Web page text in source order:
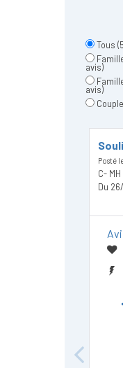
Tous
avis)
avis)
Couple
Previous
Posté
C-
Du